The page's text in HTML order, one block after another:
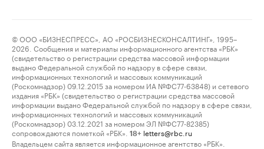
© ООО «БИЗНЕСПРЕСС», АО «РОСБИЗНЕСКОНСАЛТИНГ», 1995–
2026. Сообщения и материалы информационного агентства «РБК»
(свидетельство о регистрации средства массовой информации
выдано Федеральной службой по надзору в сфере связи,
информационных технологий и массовых коммуникаций
(Роскомнадзор) 09.12.2015 за номером ИА №ФС77-63848) и сетевого
издания «РБК» (свидетельство о регистрации средства массовой
информации выдано Федеральной службой по надзору в сфере связи,
информационных технологий и массовых коммуникаций
(Роскомнадзор) 03.12.2021 за номером ЭЛ №ФС77-82385)
сопровождаются пометкой «РБК».
18+ letters@rbc.ru
Владельцем сайта является информационное агентство «РБК».